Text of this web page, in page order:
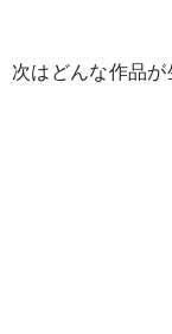
次はどんな作品